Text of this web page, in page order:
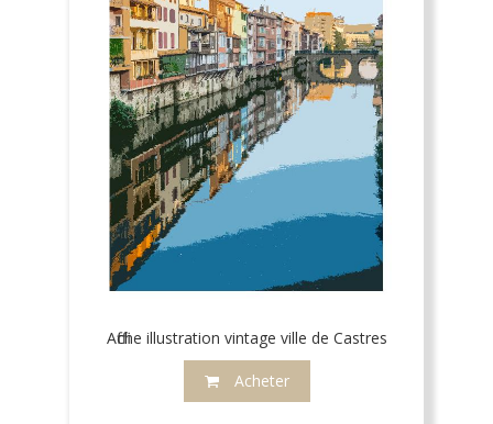
Affiche illustration vintage ville de Castres
Acheter